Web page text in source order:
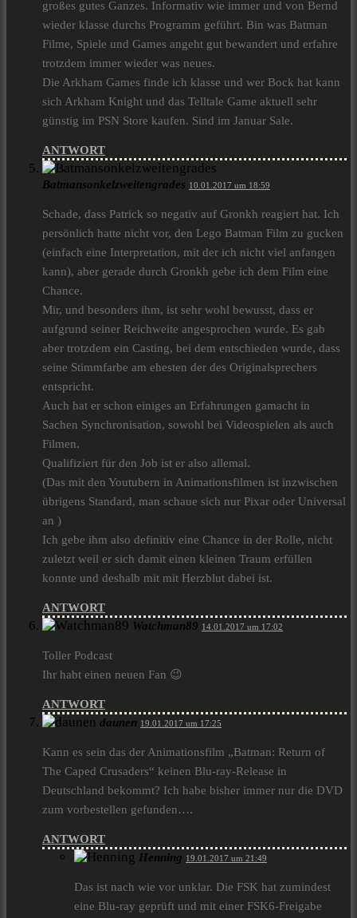
großes gutes Ganzes. Informativ wie immer und von Bernd
wieder klasse durchs Programm geführt. Bin was Batman
Filme, Spiele und Games angeht gut bewandert und erfahre
trotzdem immer wieder was neues.
Die Arkham Games finde ich klasse und wer Bock hat kann
sich Arkham Knight und das Telltale Game aktuell sehr
günstig im PSN Store kaufen. Sind im Januar Sale.
ANTWORT
Batmansonkelzweitengrades 10.01.2017 um 18:59
Schade, dass Patrick so negativ auf Gronkh reagiert hat. Ich
persönlich hatte nicht vor, den Lego Batman Film zu gucken
(einfach eine Interpretation, mit der ich nicht viel anfangen
kann), aber gerade durch Gronkh gebe ich dem Film eine
Chance.
Mir, und besonders ihm, ist sehr wohl bewusst, dass er
aufgrund seiner Reichweite angesprochen wurde. Es gab
aber trotzdem ein Casting, bei dem entschieden wurde, dass
seine Stimmfarbe am ehesten der des Originalsprechers
entspricht.
Auch hat er schon einiges an Erfahrungen gamacht in
Sachen Synchronisation, sowohl bei Videospielen als auch
Filmen.
Qualifiziert für den Job ist er also allemal.
(Das mit den Youtubern in Animationsfilmen ist inzwischen
übrigens Standard, man schaue sich nur Pixar oder Universal
an )
Ich gebe ihm also definitiv eine Chance in der Rolle, nicht
zuletzt weil er sich damit einen kleinen Traum erfüllen
konnte und deshalb mit mit Herzblut dabei ist.
ANTWORT
Watchman89 14.01.2017 um 17:02
Toller Podcast
Ihr habt einen neuen Fan 😉
ANTWORT
daunen 19.01.2017 um 17:25
Kann es sein das der Animationsfilm „Batman: Return of
The Caped Crusaders“ keinen Blu-ray-Release in
Deutschland bekommt? Ich habe bisher immer nur die DVD
zum vorbestellen gefunden….
ANTWORT
Henning 19.01.2017 um 21:49
Das ist nach wie vor unklar. Die FSK hat zumindest
eine Blu-ray geprüft und mit einer FSK6-Freigabe